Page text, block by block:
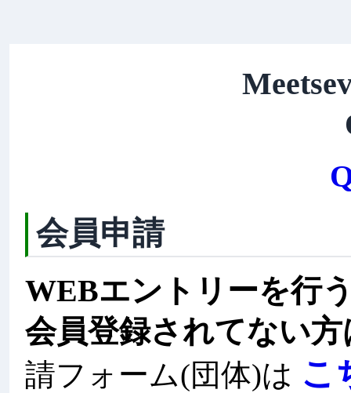
会員申請
WEBエントリーを行
会員登録されてない
請フォーム(団体)は こ